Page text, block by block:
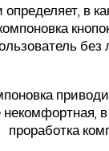
в
проработка